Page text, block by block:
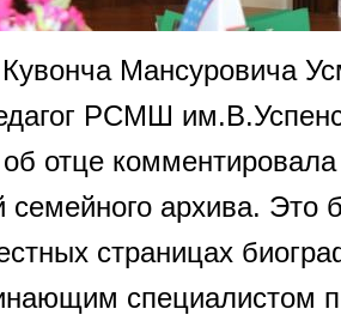
Мансуровича
РСМШ
отце
семейного архива. Это
страницах
специалистом